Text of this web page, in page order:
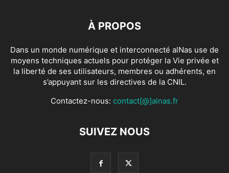
À PROPOS
Dans un monde numérique et interconnecté alNas use de
moyens techniques actuels pour protéger la Vie privée et
la liberté de ses utilisateurs, membres ou adhérents, en
s’appuyant sur les directives de la CNIL.
Contactez-nous: contact[@]alnas.fr
SUIVEZ NOUS